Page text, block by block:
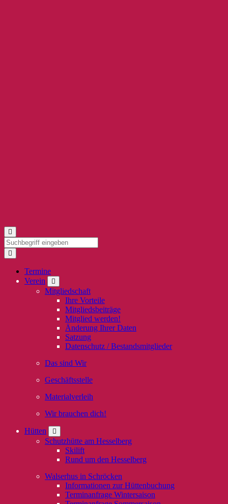
Termine
Verein
Mitgliedschaft
Ihre Vorteile
Mitgliedsbeiträge
Mitglied werden!
Änderung Ihrer Daten
Satzung
Datenschutz / Bestandsmitglieder
Das sind Wir
Geschäftsstelle
Materialverleih
Wir brauchen dich!
Hütten
Schutzhütte am Hesselberg
Skilift
Rund um den Hesselberg
Walserhus in Schröcken
Informationen zur Hüttenbuchung
Terminanfrage Wintersaison